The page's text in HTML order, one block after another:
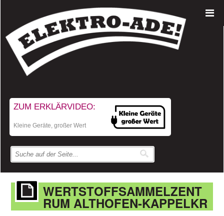
ZUM ERKLÄRVIDEO:
Kleine Geräte, großer Wert
WERTSTOFFSAMMELZENT
RUM ALTHOFEN-KAPPELKR